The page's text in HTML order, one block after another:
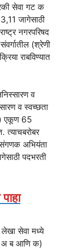
सेवा गट क
जागेसाठी
नगरपरिषद
(श्रेणी
राबविण्यात
व
व स्वच्छता
एकूण 65
त्याचबरोबर
संगणक अभियंता
पदभरती
लेखा सेवा मध्ये
अ ब आणि क)